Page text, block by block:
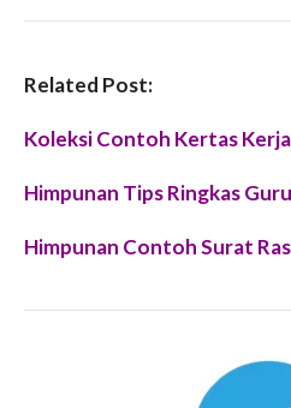
Related Post:
Koleksi Contoh Kertas
Himpunan Tips Ringkas
Himpunan Contoh Surat